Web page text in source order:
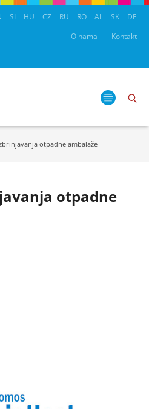
SI HU CZ RU RO AL SK
DE
O nama
Kontakt
otpadne ambalaže
otpadne